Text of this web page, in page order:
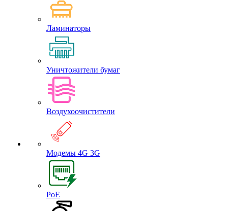
Ламинаторы
Уничтожители бумаг
Воздухоочистители
Модемы 4G 3G
PoE